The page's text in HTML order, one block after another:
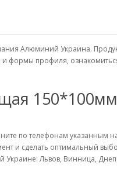
Алюминий Украина.
формы профиля,
по телефонам указанным
и сделать оптимальный
Львов, Винница,